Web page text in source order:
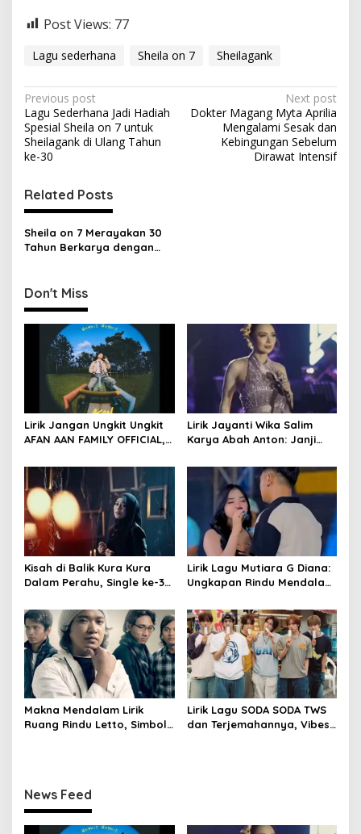
Post Views: 77
Lagu sederhana Sheila on 7 Sheilagank
P
o
s
n
a
v
g
a
t
Previous post
Lagu Sederhana Jadi Hadiah
Spesial Sheila on 7 untuk
Sheilagank di Ulang Tahun
ke-30
Next post
Dokter Magang Myta Aprilia
Mengalami Sesak dan
Kebingungan Sebelum
Dirawat Intensif
Related Posts
Sheila on 7 Merayakan 30
Tahun Berkarya dengan
Don't Miss
Lirik Jangan Ungkit Ungkit
AFAN AAN FAMILY OFFICIAL,
Lirik Jayanti Wika Salim
Karya Abah Anton: Janji
Kisah di Balik Kura Kura
Dalam Perahu, Single ke-31
Lirik Lagu Mutiara G Diana:
Ungkapan Rindu Mendalam
Makna Mendalam Lirik
Ruang Rindu Letto, Simbol
Lirik Lagu SODA SODA TWS
dan Terjemahannya, Vibes
News Feed